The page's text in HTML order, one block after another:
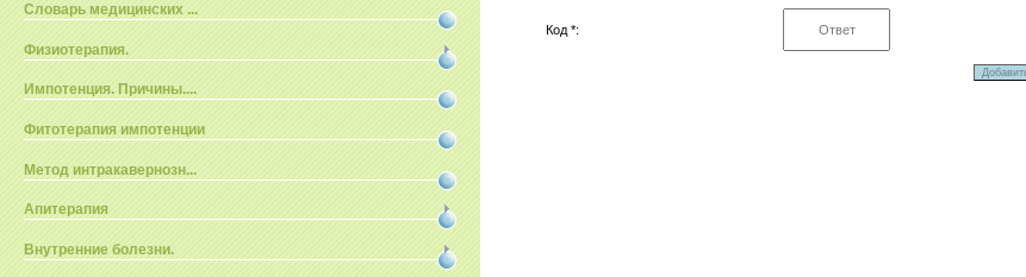
Словарь медицинских ...
Физиотерапия.
Импотенция. Причины....
Фитотерапия импотенции
Метод интракавернозн...
Апитерапия
Внутренние болезни.
Код *: